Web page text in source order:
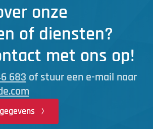
onze
of diensten?
met ons op!
683 of stuur een e-mail naar